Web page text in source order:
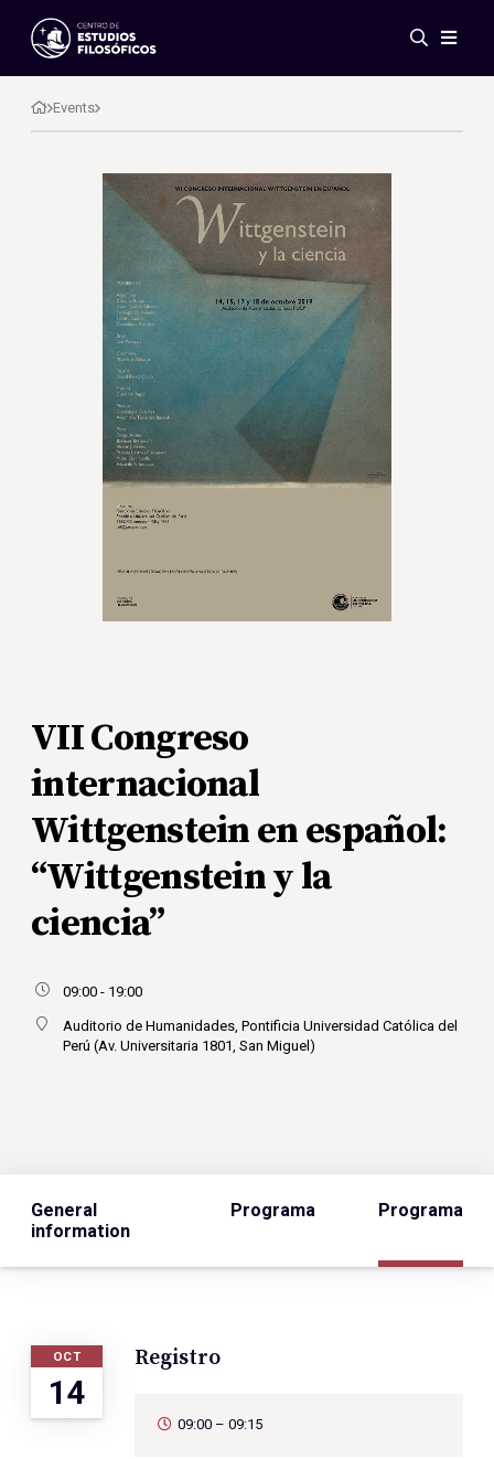
Events
News
Research
Networks
Publications
Regulations
Conventions
Events
VII Congreso
internacional
Wittgenstein en español:
“Wittgenstein y la
ciencia”
09:00 - 19:00
Auditorio de Humanidades, Pontificia Universidad Católica del
Perú (Av. Universitaria 1801, San Miguel)
General
information
Programa Programa
OCT
14
Registro
09:00 – 09:15